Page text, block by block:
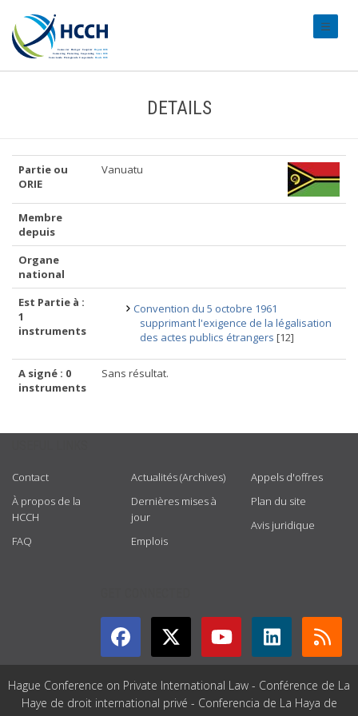
DETAILS
Partie ou
ORIE
Vanuatu
Membre
depuis
Organe
national
Est Partie à :
1
instruments
Convention du 5 octobre 1961
supprimant l'exigence de la légalisation
des actes publics étrangers [12]
A signé : 0
instruments
Sans résultat.
Contact
À propos de la
HCCH
FAQ
Actualités (Archives)
Dernières mises à
jour
Emplois
Appels d'offres
Plan du site
Avis juridique
Hague Conference on Private International Law - Conférence de La
Haye de droit international privé - Conferencia de La Haya de